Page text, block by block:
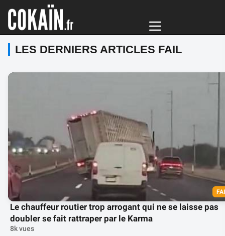
LES DERNIERS ARTICLES FAIL
Le chauffeur routier trop arrogant qui ne se laisse pas
doubler se fait rattraper par le Karma
8k vues